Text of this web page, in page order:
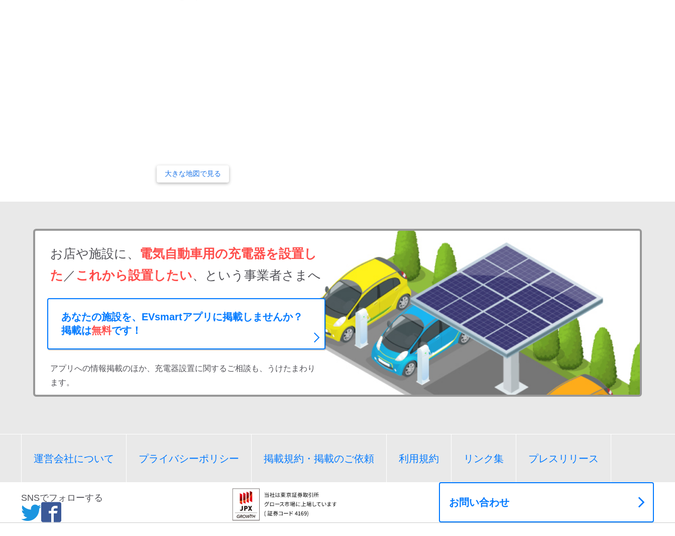
大きな地図で見る
お店や施設に、 電気自動車用の充電器を設置し
た ／ これから設置したい、という事業者さまへ
あなたの施設を、EVsmartアプリに掲載しませんか？
掲載は無料です！
アプリへの情報掲載のほか、充電器設置に関するご相談も、うけたまわり
ます。
運営会社について プライバシーポリシー 掲載規約・掲載のご依頼 利用規約 リンク集 プレスリリース
SNSでフォローする お問い合わせ